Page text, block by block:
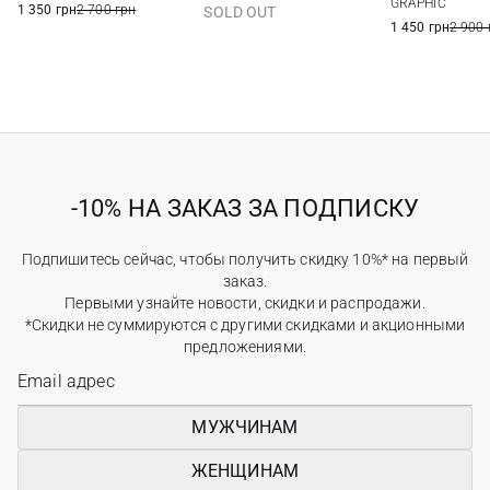
1 350 грн2 700 грн SOLD OUT
GRAPHIC
1 450 грн2 900
-10% НА ЗАКАЗ ЗА ПОДПИСКУ
Подпишитесь сейчас, чтобы получить скидку 10%* на первый
заказ.
Первыми узнайте новости, скидки и распродажи.
*Скидки не суммируются с другими скидками и акционными
предложениями.
МУЖЧИНАМ
ЖЕНЩИНАМ